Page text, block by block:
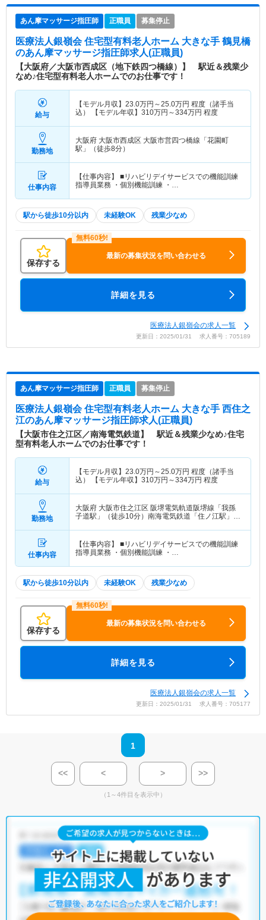
あん摩マッサージ指圧師 正職員 募集停止
医療法人銀嶺会 住宅型有料老人ホーム 大きな手 鶴見橋
のあん摩マッサージ指圧師求人(正職員)
【大阪府／大阪市西成区（地下鉄四つ橋線）】 駅近＆残業少
なめ♪住宅型有料老人ホームでのお仕事です！
給与
【モデル月収】 23.0万円～25.0万円 程度（諸手当
込） 【モデル年収】 310万円～334万円 程度
勤務地
大阪府 大阪市西成区 大阪市営四つ橋線「花園町
駅」（徒歩8分）
仕事内容
【仕事内容】 ■リハビリデイサービスでの機能訓練
指導員業務 ・個別機能訓練 ・…
駅から徒歩10分以内 未経験OK 残業少なめ
保存する
最新の募集状況を問い合わせる
詳細を見る
医療法人銀嶺会の求人一覧
更新日：2025/01/31 求人番号：705189
あん摩マッサージ指圧師 正職員 募集停止
医療法人銀嶺会 住宅型有料老人ホーム 大きな手 西住之
江のあん摩マッサージ指圧師求人(正職員)
【大阪市住之江区／南海電気鉄道】 駅近＆残業少なめ♪住宅
型有料老人ホームでのお仕事です！
給与
【モデル月収】 23.0万円～25.0万円 程度（諸手当
込） 【モデル年収】 310万円～334万円 程度
勤務地
大阪府 大阪市住之江区 阪堺電気軌道阪堺線「我孫
子道駅」（徒歩10分）南海電気鉄道「住ノ江駅」
仕事内容
【仕事内容】 ■リハビリデイサービスでの機能訓練
指導員業務 ・個別機能訓練 ・…
駅から徒歩10分以内 未経験OK 残業少なめ
保存する
最新の募集状況を問い合わせる
詳細を見る
医療法人銀嶺会の求人一覧
更新日：2025/01/31 求人番号：705177
1
<< < > >>
（1～4件目を表示中）